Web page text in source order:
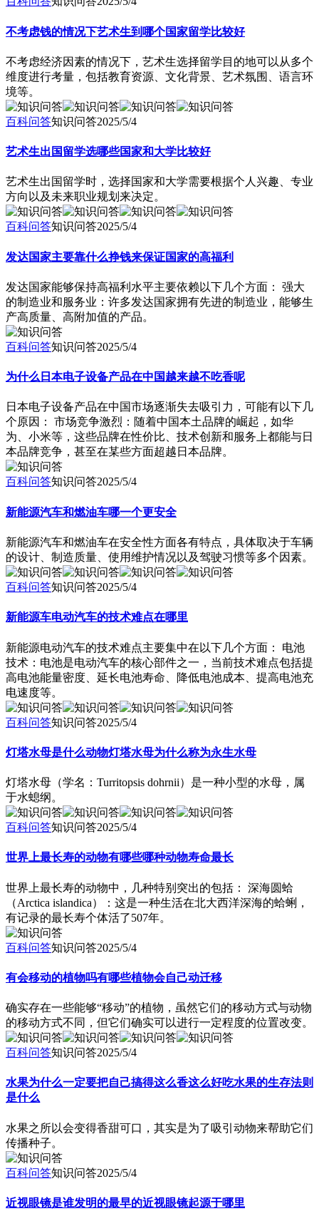
不考虑钱的情况下艺术生到哪个国家留学比较好
不考虑经济因素的情况下，艺术生选择留学目的地可以从多个
维度进行考量，包括教育资源、文化背景、艺术氛围、语言环
境等。
百科问答知识问答2025/5/4
艺术生出国留学选哪些国家和大学比较好
艺术生出国留学时，选择国家和大学需要根据个人兴趣、专业
方向以及未来职业规划来决定。
百科问答知识问答2025/5/4
发达国家主要靠什么挣钱来保证国家的高福利
发达国家能够保持高福利水平主要依赖以下几个方面： 强大
的制造业和服务业：许多发达国家拥有先进的制造业，能够生
产高质量、高附加值的产品。
百科问答知识问答2025/5/4
为什么日本电子设备产品在中国越来越不吃香呢
日本电子设备产品在中国市场逐渐失去吸引力，可能有以下几
个原因： 市场竞争激烈：随着中国本土品牌的崛起，如华
为、小米等，这些品牌在性价比、技术创新和服务上都能与日
本品牌竞争，甚至在某些方面超越日本品牌。
百科问答知识问答2025/5/4
新能源汽车和燃油车哪一个更安全
新能源汽车和燃油车在安全性方面各有特点，具体取决于车辆
的设计、制造质量、使用维护情况以及驾驶习惯等多个因素。
百科问答知识问答2025/5/4
新能源车电动汽车的技术难点在哪里
新能源电动汽车的技术难点主要集中在以下几个方面： 电池
技术：电池是电动汽车的核心部件之一，当前技术难点包括提
高电池能量密度、延长电池寿命、降低电池成本、提高电池充
电速度等。
百科问答知识问答2025/5/4
灯塔水母是什么动物灯塔水母为什么称为永生水母
灯塔水母（学名：Turritopsis dohrnii）是一种小型的水母，属
于水螅纲。
百科问答知识问答2025/5/4
世界上最长寿的动物有哪些哪种动物寿命最长
世界上最长寿的动物中，几种特别突出的包括： 深海圆蛤
（Arctica islandica）：这是一种生活在北大西洋深海的蛤蜊，
有记录的最长寿个体活了507年。
百科问答知识问答2025/5/4
有会移动的植物吗有哪些植物会自己动迁移
确实存在一些能够“移动”的植物，虽然它们的移动方式与动物
的移动方式不同，但它们确实可以进行一定程度的位置改变。
百科问答知识问答2025/5/4
水果为什么一定要把自己搞得这么香这么好吃水果的生存法则
是什么
水果之所以会变得香甜可口，其实是为了吸引动物来帮助它们
传播种子。
百科问答知识问答2025/5/4
近视眼镜是谁发明的最早的近视眼镜起源于哪里